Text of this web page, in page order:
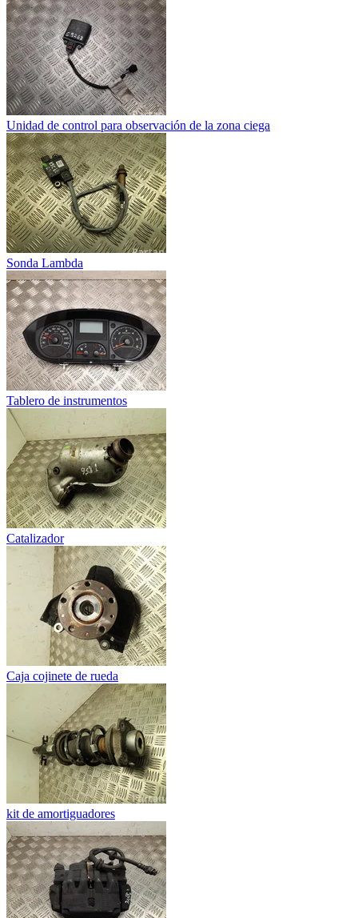
Unidad de control para observación de la zona ciega
Sonda Lambda
Tablero de instrumentos
Catalizador
Caja cojinete de rueda
kit de amortiguadores